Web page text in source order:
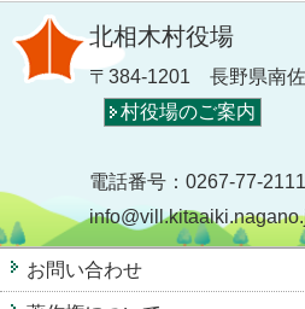
北相木村役場
〒384-1201 長野県南
村役場のご案内
電話番号：0267-77-
お問い合わせ